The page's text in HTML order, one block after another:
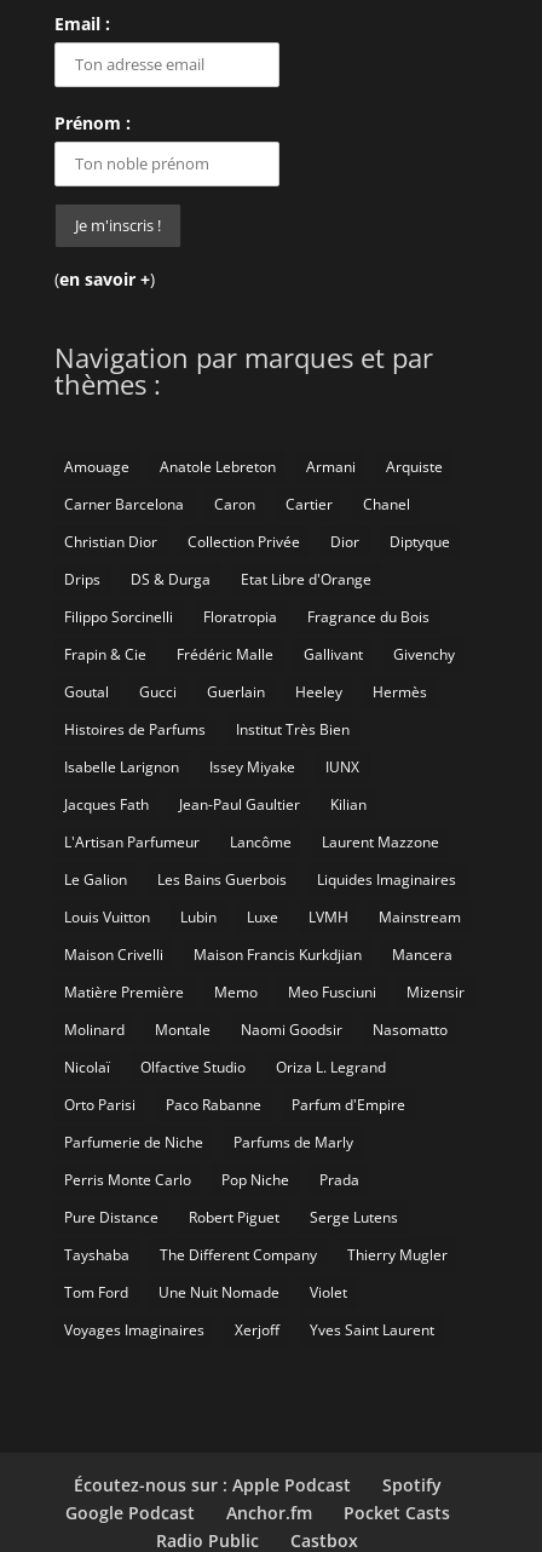
Email :
Prénom :
(en savoir +)
Navigation par marques et par
thèmes :
Amouage Anatole Lebreton Armani
Arquiste
Carner Barcelona
Caron Cartier
Chanel
Christian Dior
Collection Privée Dior
Diptyque
Drips
DS & Durga
Etat Libre d'Orange
Filippo Sorcinelli
Floratropia
Fragrance du Bois
Frapin & Cie
Frédéric Malle Gallivant
Givenchy
Goutal
Gucci Guerlain Heeley
Hermès
Histoires de Parfums
Institut Très Bien
Isabelle Larignon
Issey Miyake
IUNX
Jacques Fath
Jean-Paul Gaultier
Kilian
L'Artisan Parfumeur
Lancôme
Laurent Mazzone
Le Galion
Les Bains Guerbois
Liquides Imaginaires
Louis Vuitton
Lubin Luxe LVMH
Mainstream
Maison Crivelli
Maison Francis Kurkdjian
Mancera
Matière Première
Memo Meo Fusciuni
Mizensir
Molinard
Montale Naomi Goodsir
Nasomatto
Nicolaï
Olfactive Studio
Oriza L. Legrand
Orto Parisi
Paco Rabanne
Parfum d'Empire
Parfumerie de Niche
Parfums de Marly
Perris Monte Carlo
Pop Niche
Prada
Pure Distance
Robert Piguet
Serge Lutens
Tayshaba
The Different Company
Thierry Mugler
Tom Ford
Une Nuit Nomade
Violet
Voyages Imaginaires
Xerjoff Yves Saint Laurent
Écoutez-nous sur : Apple Podcast
Spotify
Google Podcast
Anchor.fm
Pocket Casts
Radio Public
Castbox